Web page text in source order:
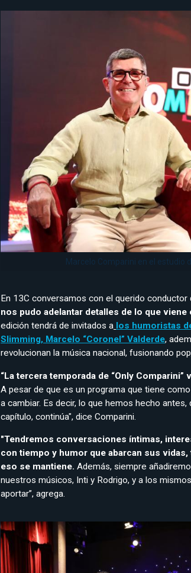
Marcelo Comparini en el estudio
En 13C conversamos con el querido conductor
nos pudo adelantar detalles de lo que viene
edición tendrá de invitados a los humoristas
Slimming, Marcelo “Coronel” Valderde,
revolucionan la música nacional, fusionando
“La tercera temporada de “Only
A pesar de que es un programa que tiene
a cambiar. Es decir, lo que hemos hecho
capítulo, continúa", dice Comparini.
"Tendremos conversaciones íntimas,
con tiempo y humor que abarcan sus
eso se mantiene. Además, siempre
nuestros músicos, Inti y Rodrigo, y a los
aportar”, agrega.